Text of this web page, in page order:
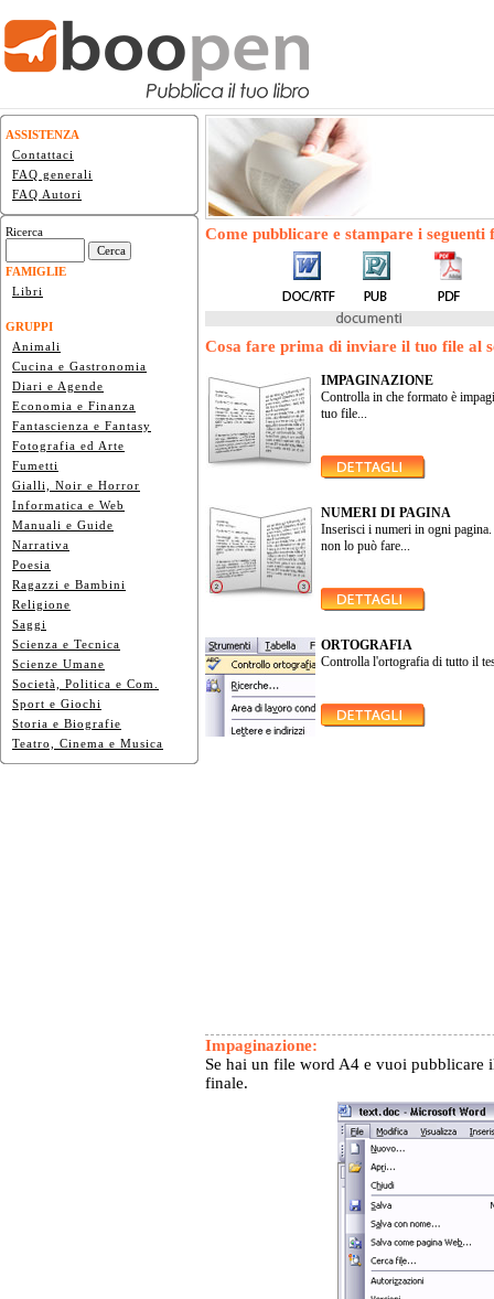
ASSISTENZA
Contattaci
FAQ generali
FAQ Autori
Ricerca
FAMIGLIE
Libri
GRUPPI
Animali
Cucina e Gastronomia
Diari e Agende
Economia e Finanza
Fantascienza e Fantasy
Fotografia ed Arte
Fumetti
Gialli, Noir e Horror
Informatica e Web
Manuali e Guide
Narrativa
Poesia
Ragazzi e Bambini
Religione
Saggi
Scienza e Tecnica
Scienze Umane
Società, Politica e Com.
Sport e Giochi
Storia e Biografie
Teatro, Cinema e Musica
Come pubblicare e stampare i
Cosa fare prima di inviare il tuo file al
IMPAGINAZIONE
Controlla in che formato è
tuo file...
NUMERI DI PAGINA
Inserisci i numeri in ogni
non lo può fare...
ORTOGRAFIA
Controlla l'ortografia di tutto il
Impaginazione:
Se hai un file word A4 e vuoi pubblicare
finale.